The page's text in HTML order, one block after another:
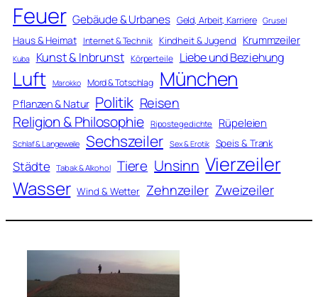
Feuer Gebäude & Urbanes Geld, Arbeit, Karriere Grusel
Haus & Heimat Internet & Technik Kindheit & Jugend Krummzeiler
Kuba Kunst & Inbrunst Körperteile Liebe und Beziehung
Luft Marokko Mord & Totschlag München
Pflanzen & Natur Politik Reisen
Religion & Philosophie Ripostegedichte Rüpeleien
Schlaf & Langeweile Sechszeiler Sex & Erotik Speis & Trank
Städte Tabak & Alkohol Tiere Unsinn Vierzeiler
Wasser Wind & Wetter Zehnzeiler Zweizeiler